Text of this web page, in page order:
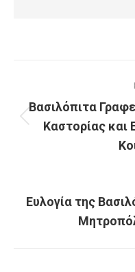
navigation
Βασιλόπιτα
Καστορίας
Ευλογία της